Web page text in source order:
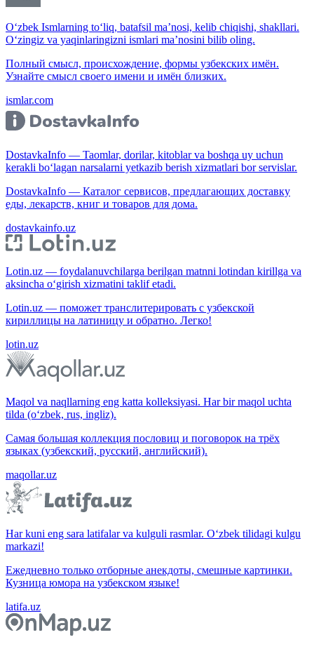
O‘zbek Ismlarning to‘liq, batafsil ma’nosi, kelib chiqishi, shakllari.
O‘zingiz va yaqinlaringizni ismlari ma’nosini bilib oling.
Полный смысл, происхождение, формы узбекских имён.
Узнайте смысл своего имени и имён близких.
ismlar.com
DostavkaInfo — Taomlar, dorilar, kitoblar va boshqa uy uchun
kerakli bo‘lagan narsalarni yetkazib berish xizmatlari bor servislar.
DostavkaInfo — Каталог сервисов, предлагающих доставку
еды, лекарств, книг и товаров для дома.
dostavkainfo.uz
Lotin.uz — foydalanuvchilarga berilgan matnni lotindan kirillga va
aksincha o‘girish xizmatini taklif etadi.
Lotin.uz — поможет транслитерировать с узбекской
кириллицы на латиницу и обратно. Легко!
lotin.uz
Maqol va naqllarning eng katta kolleksiyasi. Har bir maqol uchta
tilda (o‘zbek, rus, ingliz).
Самая большая коллекция пословиц и поговорок на трёх
языках (узбекский, русский, английский).
maqollar.uz
Har kuni eng sara latifalar va kulguli rasmlar. O‘zbek tilidagi kulgu
markazi!
Ежедневно только отборные анекдоты, смешные картинки.
Кузница юмора на узбекском языке!
latifa.uz